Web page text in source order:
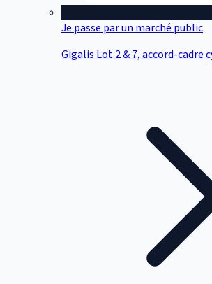
Je passe par un marché public
Gigalis Lot 2 & 7, accord-cadre